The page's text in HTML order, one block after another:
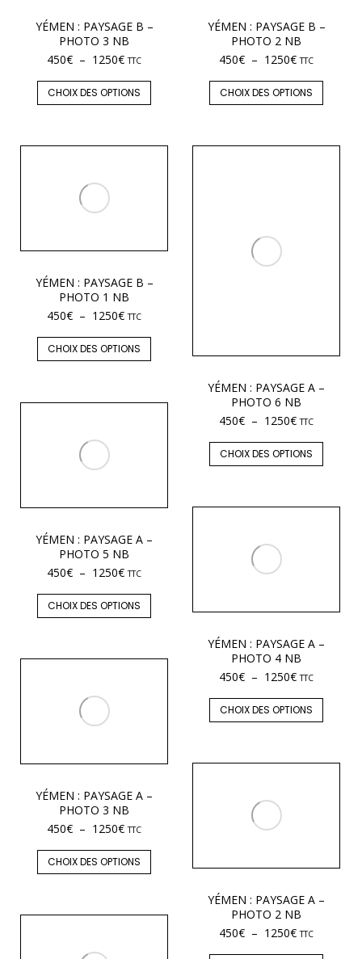
YÉMEN : PAYSAGE B –
PHOTO 3 NB
450€ – 1250€ TTC
CHOIX DES OPTIONS
YÉMEN : PAYSAGE B –
PHOTO 2 NB
450€ – 1250€ TTC
CHOIX DES OPTIONS
YÉMEN : PAYSAGE B –
PHOTO 1 NB
450€ – 1250€ TTC
CHOIX DES OPTIONS
YÉMEN : PAYSAGE A –
PHOTO 6 NB
450€ – 1250€ TTC
CHOIX DES OPTIONS
YÉMEN : PAYSAGE A –
PHOTO 5 NB
450€ – 1250€ TTC
CHOIX DES OPTIONS
YÉMEN : PAYSAGE A –
PHOTO 4 NB
450€ – 1250€ TTC
CHOIX DES OPTIONS
YÉMEN : PAYSAGE A –
PHOTO 3 NB
450€ – 1250€ TTC
CHOIX DES OPTIONS
YÉMEN : PAYSAGE A –
PHOTO 2 NB
450€ – 1250€ TTC